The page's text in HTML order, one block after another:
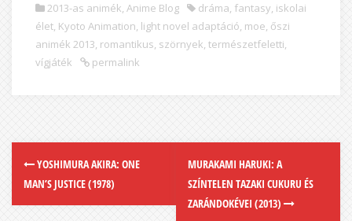
2013-as animék, Anime Blog dráma, fantasy, iskolai
élet, Kyoto Animation, light novel adaptáció, moe, őszi
animék 2013, romantikus, szörnyek, természetfeletti,
vígjáték
permalink
YOSHIMURA AKIRA: ONE
MAN’S JUSTICE (1978)
MURAKAMI HARUKI: A
SZÍNTELEN TAZAKI CUKURU ÉS
ZARÁNDOKÉVEI (2013)